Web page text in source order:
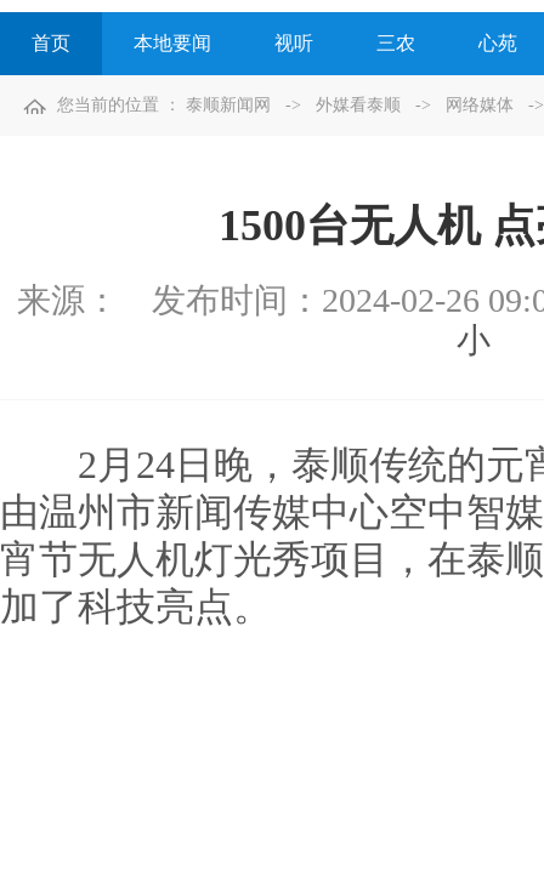
首页 本地要闻 视听 三农 心苑
您当前的位置 ： 泰顺新闻网 -> 外媒看泰顺 -> 网络媒体 -
1500台无人机
来源： 发布时间： 2024-02-26
小
2月24日晚，泰顺传统的元
由温州市新闻传媒中心空中智
宵节无人机灯光秀项目，在泰
加了科技亮点。